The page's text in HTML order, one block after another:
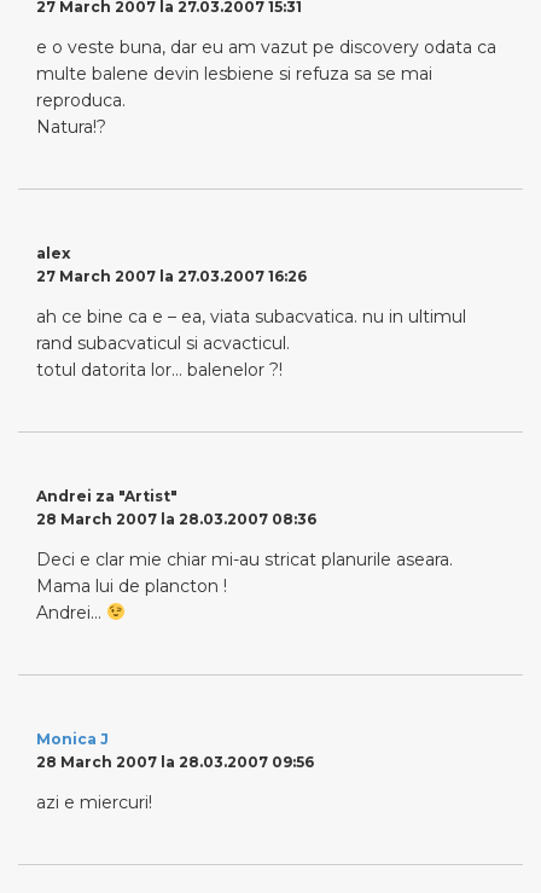
27 March 2007 la 27.03.2007 15:31
e o veste buna, dar eu am vazut pe discovery odata ca
multe balene devin lesbiene si refuza sa se mai
reproduca.
Natura!?
alex
27 March 2007 la 27.03.2007 16:26
ah ce bine ca e – ea, viata subacvatica. nu in ultimul
rand subacvaticul si acvacticul.
totul datorita lor… balenelor ?!
Andrei za "Artist"
28 March 2007 la 28.03.2007 08:36
Deci e clar mie chiar mi-au stricat planurile aseara.
Mama lui de plancton !
Andrei…
Monica J
28 March 2007 la 28.03.2007 09:56
azi e miercuri!